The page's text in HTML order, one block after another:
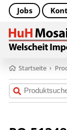
Jobs
Startseite ›